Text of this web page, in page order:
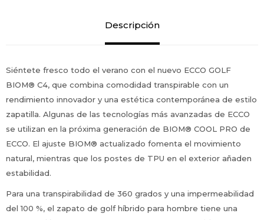
Descripción
Siéntete fresco todo el verano con el nuevo ECCO GOLF
BIOM® C4, que combina comodidad transpirable con un
rendimiento innovador y una estética contemporánea de estilo
zapatilla. Algunas de las tecnologías más avanzadas de ECCO
se utilizan en la próxima generación de BIOM® COOL PRO de
ECCO. El ajuste BIOM® actualizado fomenta el movimiento
natural, mientras que los postes de TPU en el exterior añaden
estabilidad.
Para una transpirabilidad de 360 grados y una impermeabilidad
del 100 %, el zapato de golf híbrido para hombre tiene una